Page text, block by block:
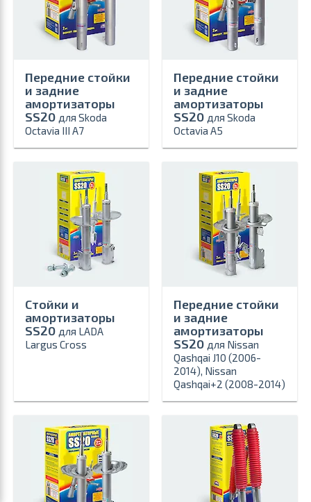
Передние стойки
и задние
амортизаторы
SS20 для Skoda
Octavia III A7
Передние стойки
и задние
амортизаторы
SS20 для Skoda
Octavia A5
Стойки и
амортизаторы
SS20 для LADA
Largus Cross
Передние стойки
и задние
амортизаторы
SS20 для Nissan
Qashqai J10 (2006-
2014), Nissan
Qashqai+2 (2008-2014)